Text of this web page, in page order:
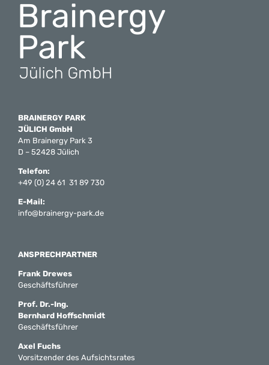
BRAINERGY PARK
JÜLICH GmbH
Am Brainergy Park 3
D – 52428 Jülich
Telefon:
+49 (0) 24 61 31 89 730
E-Mail:
info@brainergy-park.de
ANSPRECHPARTNER
Frank Drewes
Geschäftsführer
Prof. Dr.-Ing.
Bernhard Hoffschmidt
Geschäftsführer
Axel Fuchs
Vorsitzender des Aufsichtsrates